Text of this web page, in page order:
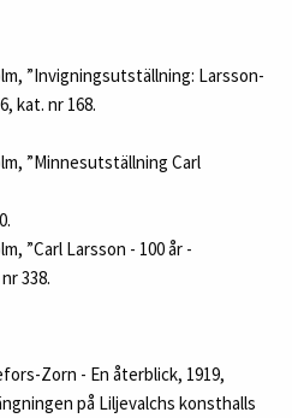
”Invigningsutställning: Larsson-
kat. nr 168.
”Minnesutställning Carl
”Carl Larsson - 100 år -
338.
Zorn - En återblick, 1919,
på Liljevalchs konsthalls